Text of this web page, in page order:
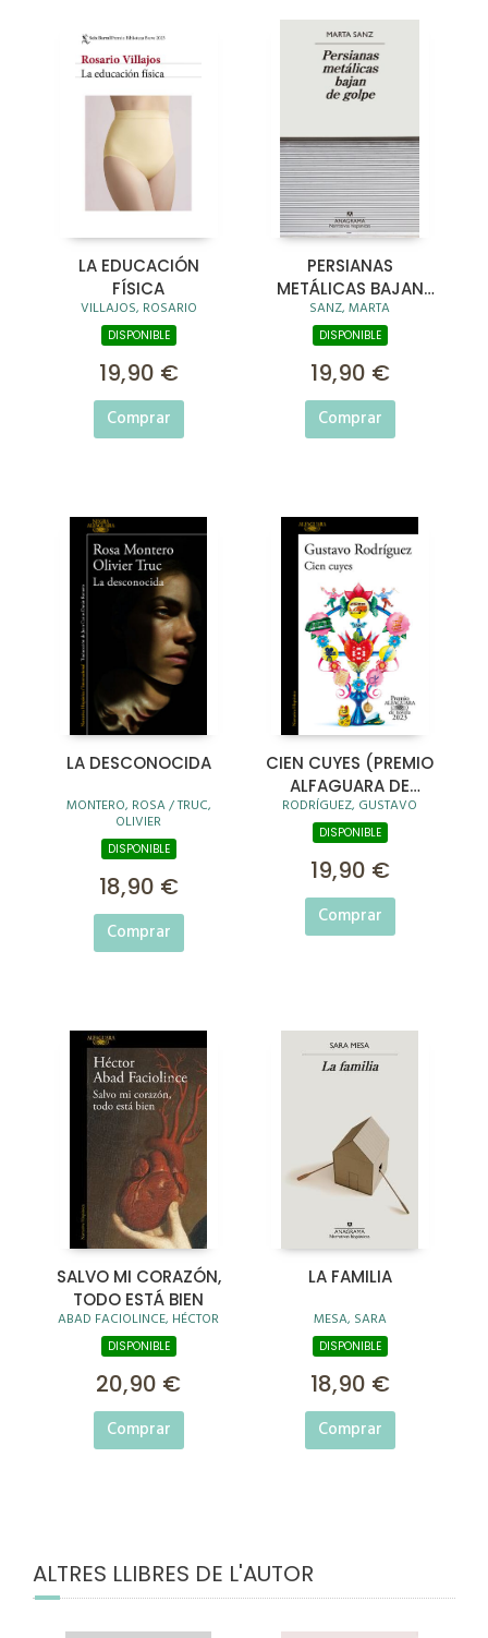
LA EDUCACIÓN
FÍSICA
VILLAJOS, ROSARIO
DISPONIBLE
19,90 €
Comprar
PERSIANAS
METÁLICAS BAJAN
DE GOLPE
SANZ, MARTA
DISPONIBLE
19,90 €
Comprar
LA DESCONOCIDA
MONTERO, ROSA / TRUC,
OLIVIER
DISPONIBLE
18,90 €
Comprar
CIEN CUYES (PREMIO
ALFAGUARA DE
NOVELA 2023)
RODRÍGUEZ, GUSTAVO
DISPONIBLE
19,90 €
Comprar
SALVO MI CORAZÓN,
TODO ESTÁ BIEN
ABAD FACIOLINCE, HÉCTOR
DISPONIBLE
20,90 €
Comprar
LA FAMILIA
MESA, SARA
DISPONIBLE
18,90 €
Comprar
ALTRES LLIBRES DE L'AUTOR